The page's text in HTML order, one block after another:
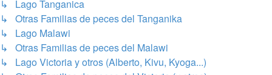
↳ Lago Tanganica
↳ Otras Familias de peces del Tanganika
↳ Lago Malawi
↳ Otras Familias de peces del Malawi
↳ Lago Victoria y otros (Alberto, Kivu, Kyoga...)